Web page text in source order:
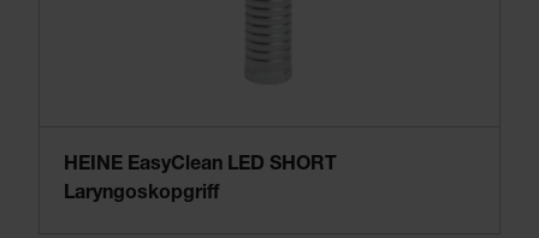
HEINE EasyClean LED SHORT
Laryngoskopgriff